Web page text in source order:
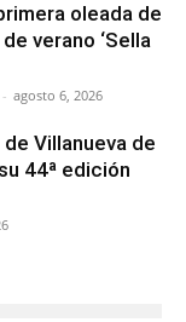
oleada de
verano ‘Sella
- agosto 6, 2026
Villanueva de
44ª edición